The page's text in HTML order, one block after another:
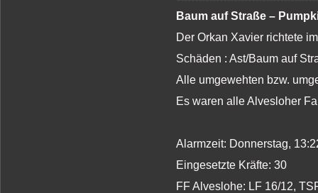
Baum auf Straße –
Der Orkan Xavier richtete
Schäden : Ast/Baum auf
Alle umgewehten bzw.
Es waren alle Alvesloher
Alarmzeit: Donnerstag,
Eingesetzte Kräfte: 30
FF Alveslohe: LF 16/12,